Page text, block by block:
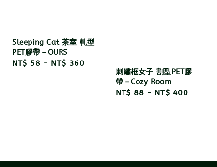
Sleeping Cat 茶室 軋型
PET膠帶－OURS
Regular
NT$ 58 - NT$ 360
刺繡框女子 割型PET膠
帶－Cozy Room
Regular
NT$ 88 - NT$ 400